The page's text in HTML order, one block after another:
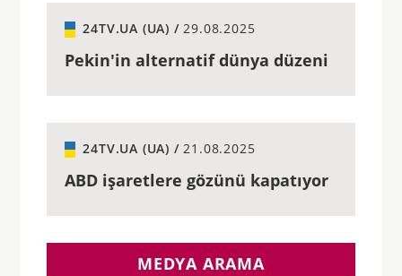
24TV.UA (UA) / 29.08.2025
Pekin'in alternatif dünya düzeni
24TV.UA (UA) / 21.08.2025
ABD işaretlere gözünü kapatıyor
MEDYA ARAMA